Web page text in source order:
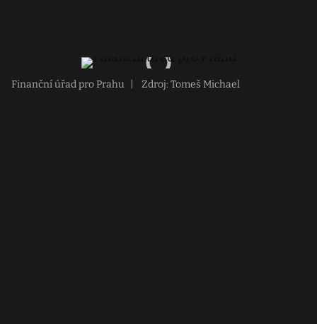
Finanční úřad pro Prahu Zdroj: Tomeš Michael